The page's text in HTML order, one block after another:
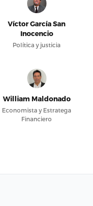
Víctor García San
Inocencio
Política y justicia
William Maldonado
Economista y Estratega
Financiero